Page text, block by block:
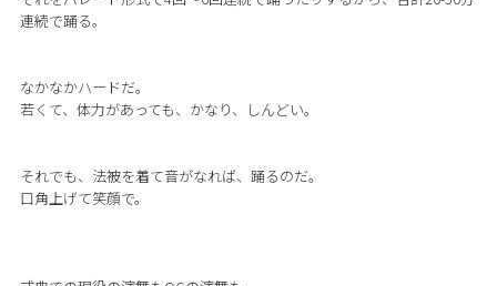
連続で踊る。
なかなかハードだ。
若くて、体力があっても、かなり、しんどい。
それでも、法被を着て音がなれば、踊るのだ。
口角上げて笑顔で。